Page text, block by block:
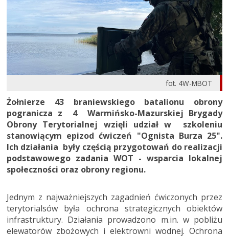
fot. 4W-MBOT
Żołnierze 43 braniewskiego batalionu obrony
pogranicza z 4 Warmińsko-Mazurskiej Brygady
Obrony Terytorialnej wzięli udział w szkoleniu
stanowiącym epizod ćwiczeń "Ognista Burza 25".
Ich działania były częścią przygotowań do realizacji
podstawowego zadania WOT - wsparcia lokalnej
społeczności oraz obrony regionu.
Jednym z najważniejszych zagadnień ćwiczonych przez
terytorialsów była ochrona strategicznych obiektów
infrastruktury. Działania prowadzono m.in. w pobliżu
elewatorów zbożowych i elektrowni wodnej. Ochrona